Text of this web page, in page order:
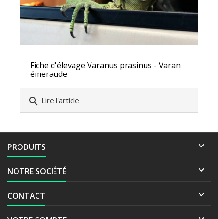
Fiche d'élevage Varanus prasinus - Varan
émeraude
search Lire l'article
PRODUITS 
NOTRE SOCIÉTÉ 
CONTACT 